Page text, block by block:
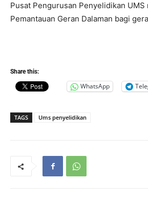
Pusat Pengurusan Penyelidikan UMS
Pemantauan Geran Dalaman bagi
Share this:
WhatsApp
TAGS Ums penyelidikan